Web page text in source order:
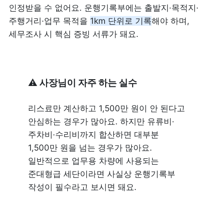
인정받을 수 없어요. 운행기록부에는 출발지·목적지·
주행거리·업무 목적을 1km 단위로 기록해야 하며,
세무조사 시 핵심 증빙 서류가 돼요.
⚠️ 사장님이 자주 하는 실수
리스료만 계산하고 1,500만 원이 안 된다고
안심하는 경우가 많아요. 하지만 유류비·
주차비·수리비까지 합산하면 대부분
1,500만 원을 넘는 경우가 많아요.
일반적으로 업무용 차량에 사용되는
준대형급 세단이라면 사실상 운행기록부
작성이 필수라고 보시면 돼요.